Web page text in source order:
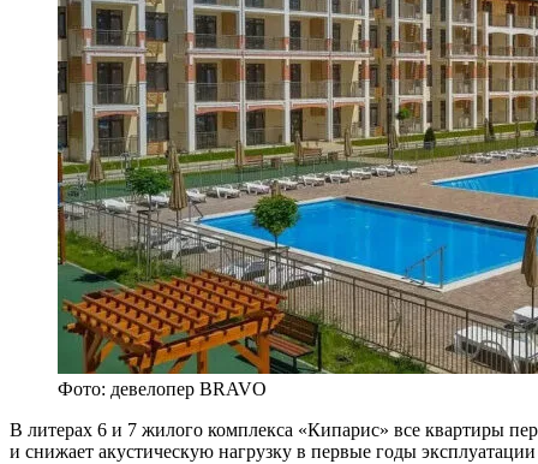
Фото: девелопер BRAVO
В литерах 6 и 7 жилого комплекса «Кипарис» все квартиры
и снижает акустическую нагрузку в первые годы